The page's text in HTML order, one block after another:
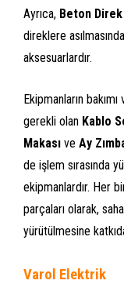
Ayrıca, Beton
direklere
aksesuarlardır.
Ekipmanların
gerekli olan Kablo
Makası ve Ay
de işlem sırasında
ekipmanlardır. Her
parçaları olarak,
yürütülmesine
Varol Elektrik